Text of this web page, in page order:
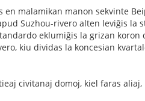
malamikan manon sekvinte
Suzhou-rivero alten leviĝis la
eklumiĝis la grizan
kiu dividas la koncesian
civitanaj domoj, kiel faras